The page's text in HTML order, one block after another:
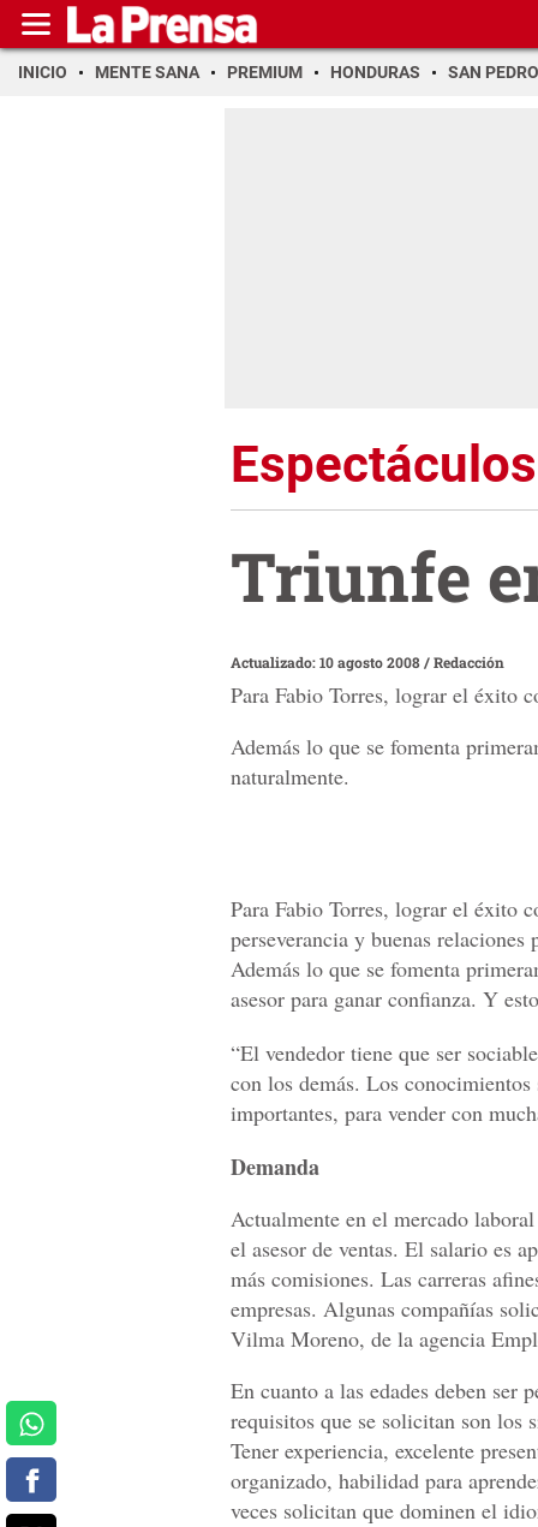
INICIO MENTE SANA PREMIUM HONDURAS SAN PEDRO
Espectáculos
Triunfe
Actualizado: 10 agosto 2008/Redacción
Para Fabio Torres, lograr el éxito
Además lo que se fomenta
naturalmente.
Para Fabio Torres, lograr el éxito
perseverancia y buenas relaciones
Además lo que se fomenta
asesor para ganar confianza. Y
“El vendedor tiene que ser
con los demás. Los
importantes, para vender con
Demanda
Actualmente en el mercado
el asesor de ventas. El salario es
más comisiones. Las carreras
empresas. Algunas compañías
Vilma Moreno, de la agencia
En cuanto a las edades deben ser
requisitos que se solicitan son los
Tener experiencia, excelente
organizado, habilidad para
veces solicitan que dominen el